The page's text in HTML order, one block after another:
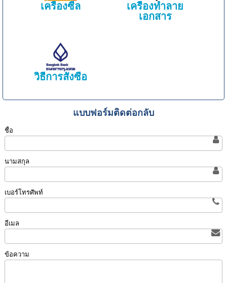
เครื่องซีล
เครื่องทำลาย
เอกสาร
วิธีการสั่งซื้อ
แบบฟอร์มติดต่อกลับ
ชื่อ
นามสกุล
เบอร์โทรศัพท์
อีเมล
ข้อความ